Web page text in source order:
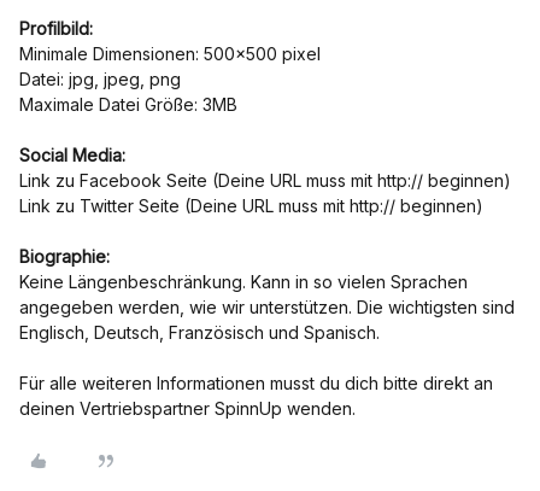
Profilbild:
Minimale Dimensionen: 500x500 pixel
Datei: jpg, jpeg, png
Maximale Datei Größe: 3MB
Social Media:
Link zu Facebook Seite (Deine URL muss mit http:// beginnen)
Link zu Twitter Seite (Deine URL muss mit http:// beginnen)
Biographie:
Keine Längenbeschränkung. Kann in so vielen Sprachen
angegeben werden, wie wir unterstützen. Die wichtigsten sind
Englisch, Deutsch, Französisch und Spanisch.
Für alle weiteren Informationen musst du dich bitte direkt an
deinen Vertriebspartner SpinnUp wenden.